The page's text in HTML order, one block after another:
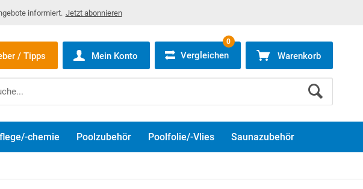
informiert. Jetzt abonnieren
/ Tipps Mein Konto Vergleichen
0
Warenkorb
chemie Poolzubehör Poolfolie/-Vlies Saunazubehör